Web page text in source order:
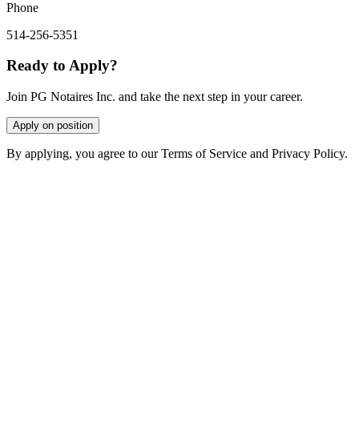
Phone
514-256-5351
Ready to Apply?
Join PG Notaires Inc. and take the next step in your career.
Apply on position
By applying, you agree to our Terms of Service and Privacy Policy.